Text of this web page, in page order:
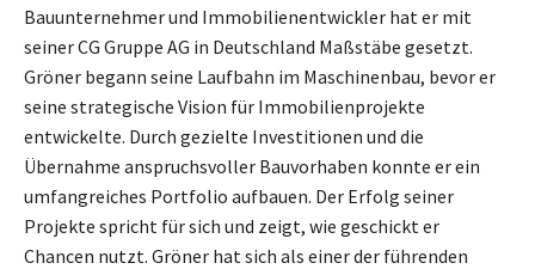
Bauunternehmer und Immobilienentwickler hat er mit
seiner CG Gruppe AG in Deutschland Maßstäbe gesetzt.
Gröner begann seine Laufbahn im Maschinenbau, bevor er
seine strategische Vision für Immobilienprojekte
entwickelte. Durch gezielte Investitionen und die
Übernahme anspruchsvoller Bauvorhaben konnte er ein
umfangreiches Portfolio aufbauen. Der Erfolg seiner
Projekte spricht für sich und zeigt, wie geschickt er
Chancen nutzt. Gröner hat sich als einer der führenden